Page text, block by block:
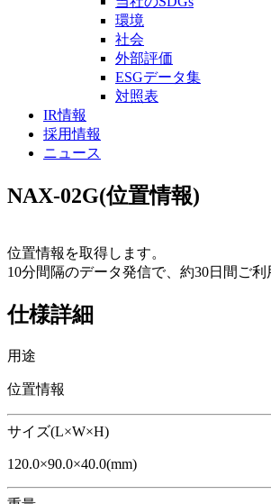
環境
社会
外部評価
ESGデータ集
対照表
IR情報
採用情報
ニュース
NAX-02G(位置情報)
位置情報を取得します。
10分間隔のデータ発信で、約30日間ご利
仕様詳細
用途
位置情報
サイズ(L×W×H)
120.0×90.0×40.0(mm)